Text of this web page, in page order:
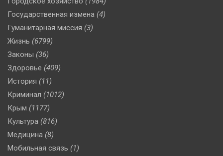
Государственная измена (4)
Гуманитарная миссия (3)
Жизнь (6799)
Законы (36)
Здоровье (409)
История (11)
Криминал (1012)
Крым (1177)
Культура (816)
Медицина (8)
Мобильная связь (1)